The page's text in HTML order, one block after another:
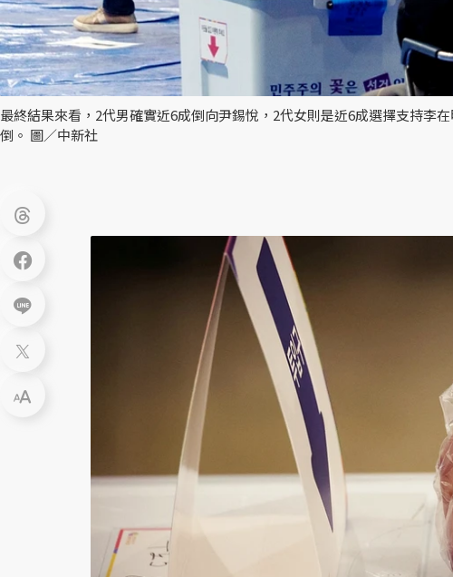
最終結果來看，2代男確實近6成倒向尹錫悅，2代女則是近6成選擇支持李
倒。 圖／中新社